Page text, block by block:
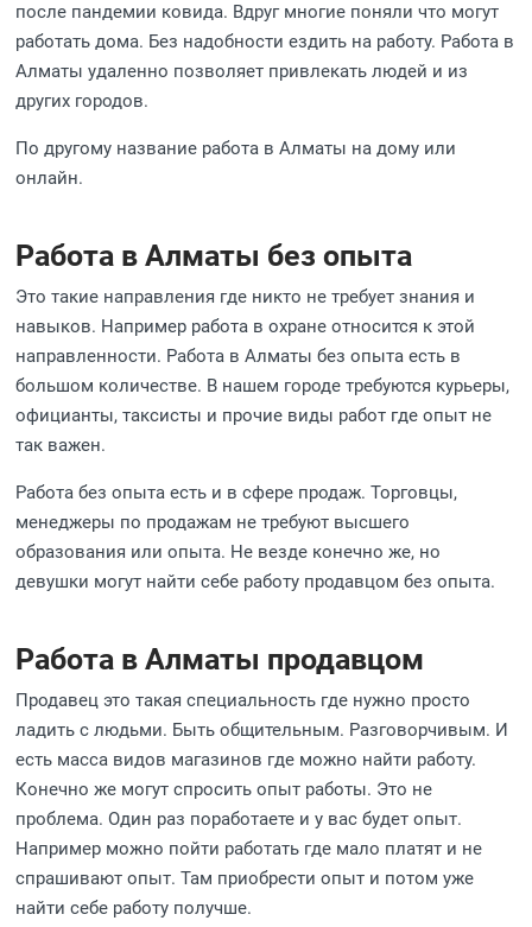
после пандемии ковида. Вдруг многие поняли что могут
работать дома. Без надобности ездить на работу. Работа в
Алматы удаленно позволяет привлекать людей и из
других городов.
По другому название работа в Алматы на дому или
онлайн.
Работа в Алматы без опыта
Это такие направления где никто не требует знания и
навыков. Например работа в охране относится к этой
направленности. Работа в Алматы без опыта есть в
большом количестве. В нашем городе требуются курьеры,
официанты, таксисты и прочие виды работ где опыт не
так важен.
Работа без опыта есть и в сфере продаж. Торговцы,
менеджеры по продажам не требуют высшего
образования или опыта. Не везде конечно же, но
девушки могут найти себе работу продавцом без опыта.
Работа в Алматы продавцом
Продавец это такая специальность где нужно просто
ладить с людьми. Быть общительным. Разговорчивым. И
есть масса видов магазинов где можно найти работу.
Конечно же могут спросить опыт работы. Это не
проблема. Один раз поработаете и у вас будет опыт.
Например можно пойти работать где мало платят и не
спрашивают опыт. Там приобрести опыт и потом уже
найти себе работу получше.